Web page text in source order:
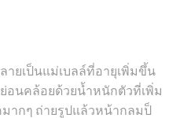
ายเป็นแม่เบลล์ที่อายุเพิ่มขึ้น
อนคล้อยด้วยน้ำหนักตัวที่เพิ่ม
ากๆ ถ่ายรูปแล้วหน้ากลมป็